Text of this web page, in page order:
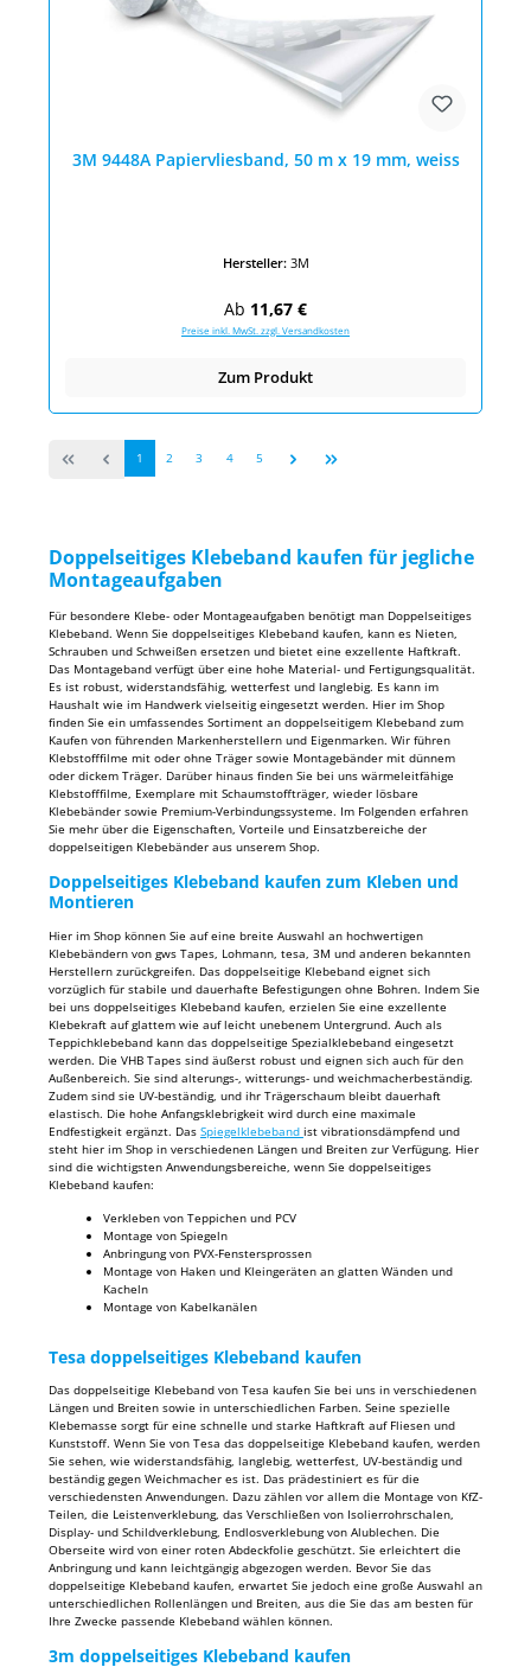
3M 9448A Papiervliesband, 50 m x 19 mm, weiss
Hersteller: 3M
Regulärer Preis:
Ab 11,67 €
Preise inkl. MwSt. zzgl. Versandkosten
Zum Produkt
Seite
1 Seite
2 Seite
3 Seite
4 Seite
5
Doppelseitiges Klebeband kaufen für jegliche
Montageaufgaben
Für besondere Klebe- oder Montageaufgaben benötigt man Doppelseitiges
Klebeband. Wenn Sie doppelseitiges Klebeband kaufen, kann es Nieten,
Schrauben und Schweißen ersetzen und bietet eine exzellente Haftkraft.
Das Montageband verfügt über eine hohe Material- und Fertigungsqualität.
Es ist robust, widerstandsfähig, wetterfest und langlebig. Es kann im
Haushalt wie im Handwerk vielseitig eingesetzt werden. Hier im Shop
finden Sie ein umfassendes Sortiment an doppelseitigem Klebeband zum
Kaufen von führenden Markenherstellern und Eigenmarken. Wir führen
Klebstofffilme mit oder ohne Träger sowie Montagebänder mit dünnem
oder dickem Träger. Darüber hinaus finden Sie bei uns wärmeleitfähige
Klebstofffilme, Exemplare mit Schaumstoffträger, wieder lösbare
Klebebänder sowie Premium-Verbindungssysteme. Im Folgenden erfahren
Sie mehr über die Eigenschaften, Vorteile und Einsatzbereiche der
doppelseitigen Klebebänder aus unserem Shop.
Doppelseitiges Klebeband kaufen zum Kleben und
Montieren
Hier im Shop können Sie auf eine breite Auswahl an hochwertigen
Klebebändern von gws Tapes, Lohmann, tesa, 3M und anderen bekannten
Herstellern zurückgreifen. Das doppelseitige Klebeband eignet sich
vorzüglich für stabile und dauerhafte Befestigungen ohne Bohren. Indem Sie
bei uns doppelseitiges Klebeband kaufen, erzielen Sie eine exzellente
Klebekraft auf glattem wie auf leicht unebenem Untergrund. Auch als
Teppichklebeband kann das doppelseitige Spezialklebeband eingesetzt
werden. Die VHB Tapes sind äußerst robust und eignen sich auch für den
Außenbereich. Sie sind alterungs-, witterungs- und weichmacherbeständig.
Zudem sind sie UV-beständig, und ihr Trägerschaum bleibt dauerhaft
elastisch. Die hohe Anfangsklebrigkeit wird durch eine maximale
Endfestigkeit ergänzt. Das Spiegelklebeband ist vibrationsdämpfend und
steht hier im Shop in verschiedenen Längen und Breiten zur Verfügung. Hier
sind die wichtigsten Anwendungsbereiche, wenn Sie doppelseitiges
Klebeband kaufen:
Verkleben von Teppichen und PCV
Montage von Spiegeln
Anbringung von PVX-Fenstersprossen
Montage von Haken und Kleingeräten an glatten Wänden und
Kacheln
Montage von Kabelkanälen
Tesa doppelseitiges Klebeband kaufen
Das doppelseitige Klebeband von Tesa kaufen Sie bei uns in verschiedenen
Längen und Breiten sowie in unterschiedlichen Farben. Seine spezielle
Klebemasse sorgt für eine schnelle und starke Haftkraft auf Fliesen und
Kunststoff. Wenn Sie von Tesa das doppelseitige Klebeband kaufen, werden
Sie sehen, wie widerstandsfähig, langlebig, wetterfest, UV-beständig und
beständig gegen Weichmacher es ist. Das prädestiniert es für die
verschiedensten Anwendungen. Dazu zählen vor allem die Montage von KfZ-
Teilen, die Leistenverklebung, das Verschließen von Isolierrohrschalen,
Display- und Schildverklebung, Endlosverklebung von Alublechen. Die
Oberseite wird von einer roten Abdeckfolie geschützt. Sie erleichtert die
Anbringung und kann leichtgängig abgezogen werden. Bevor Sie das
doppelseitige Klebeband kaufen, erwartet Sie jedoch eine große Auswahl an
unterschiedlichen Rollenlängen und Breiten, aus die Sie das am besten für
Ihre Zwecke passende Klebeband wählen können.
3m doppelseitiges Klebeband kaufen